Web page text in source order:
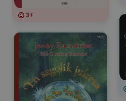
3+